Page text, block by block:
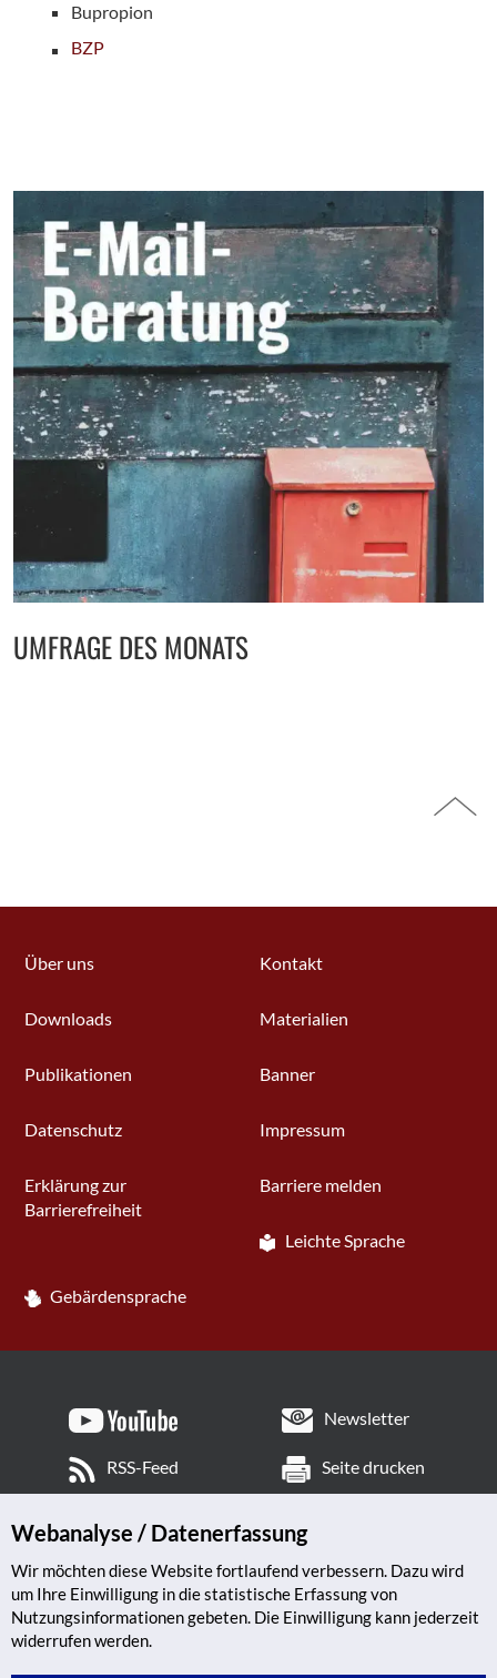
Bupropion
BZP
Seitenbereich
UMFRAGE DES MONATS
Über uns Kontakt
Downloads Materialien
Publikationen Banner
Datenschutz Impressum
Erklärung zur
Barrierefreiheit
Barriere melden
Leichte Sprache
Gebärdensprache
Newsletter
RSS-Feed Seite drucken
Webanalyse / Datenerfassung
Wir möchten diese Website fortlaufend verbessern. Dazu wird
um Ihre Einwilligung in die statistische Erfassung von
Nutzungsinformationen gebeten. Die Einwilligung kann jederzeit
widerrufen werden.